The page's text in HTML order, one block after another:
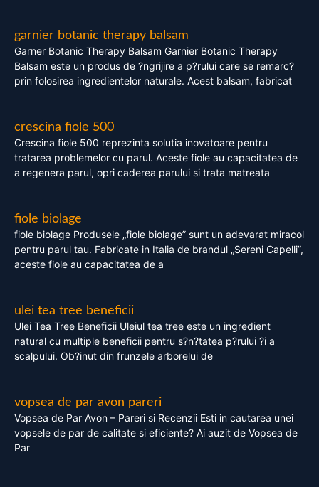
garnier botanic therapy balsam
Garner Botanic Therapy Balsam Garnier Botanic Therapy
Balsam este un produs de ?ngrijire a p?rului care se remarc?
prin folosirea ingredientelor naturale. Acest balsam, fabricat
crescina fiole 500
Crescina fiole 500 reprezinta solutia inovatoare pentru
tratarea problemelor cu parul. Aceste fiole au capacitatea de
a regenera parul, opri caderea parului si trata matreata
fiole biolage
fiole biolage Produsele „fiole biolage” sunt un adevarat miracol
pentru parul tau. Fabricate in Italia de brandul „Sereni Capelli”,
aceste fiole au capacitatea de a
ulei tea tree beneficii
Ulei Tea Tree Beneficii Uleiul tea tree este un ingredient
natural cu multiple beneficii pentru s?n?tatea p?rului ?i a
scalpului. Ob?inut din frunzele arborelui de
vopsea de par avon pareri
Vopsea de Par Avon – Pareri si Recenzii Esti in cautarea unei
vopsele de par de calitate si eficiente? Ai auzit de Vopsea de
Par